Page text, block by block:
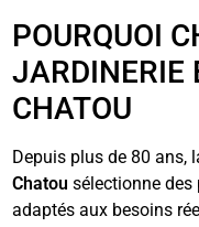
POURQUOI
JARDINERIE
CHATOU
Depuis plus de 80 ans,
Chatou sélectionne des
adaptés aux besoins